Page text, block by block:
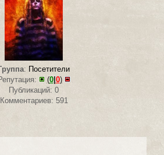
: Посетители
(0|0)
Публикаций: 0
Комментариев: 591